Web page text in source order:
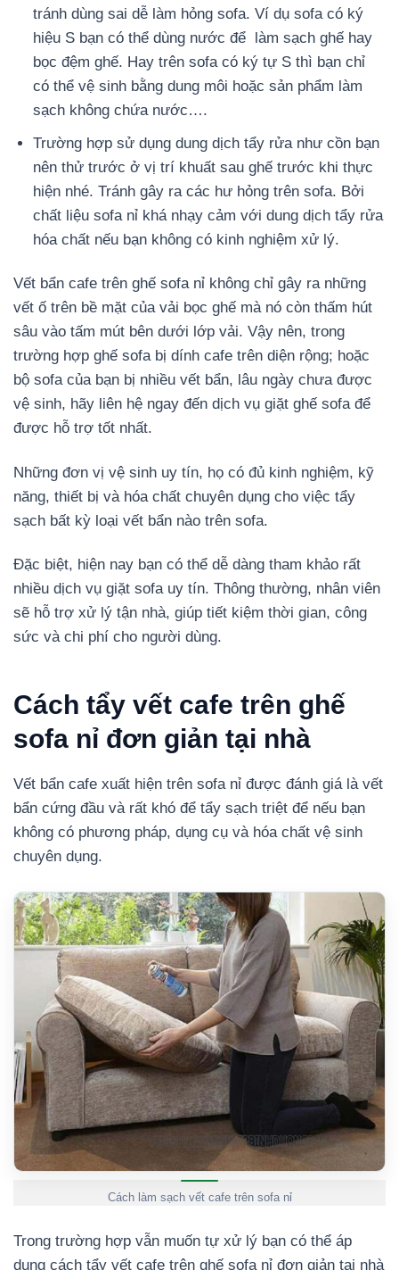
tránh dùng sai dễ làm hỏng sofa. Ví dụ sofa có ký
hiệu S bạn có thể dùng nước để làm sạch ghế hay
bọc đệm ghế. Hay trên sofa có ký tự S thì bạn chỉ
có thể vệ sinh bằng dung môi hoặc sản phẩm làm
sạch không chứa nước….
Trường hợp sử dụng dung dịch tẩy rửa như cồn bạn
nên thử trước ở vị trí khuất sau ghế trước khi thực
hiện nhé. Tránh gây ra các hư hỏng trên sofa. Bởi
chất liệu sofa nỉ khá nhạy cảm với dung dịch tẩy rửa
hóa chất nếu bạn không có kinh nghiệm xử lý.
Vết bẩn cafe trên ghế sofa nỉ không chỉ gây ra những
vết ố trên bề mặt của vải bọc ghế mà nó còn thấm hút
sâu vào tấm mút bên dưới lớp vải. Vậy nên, trong
trường hợp ghế sofa bị dính cafe trên diện rộng; hoặc
bộ sofa của bạn bị nhiều vết bẩn, lâu ngày chưa được
vệ sinh, hãy liên hệ ngay đến dịch vụ giặt ghế sofa để
được hỗ trợ tốt nhất.
Những đơn vị vệ sinh uy tín, họ có đủ kinh nghiệm, kỹ
năng, thiết bị và hóa chất chuyên dụng cho việc tẩy
sạch bất kỳ loại vết bẩn nào trên sofa.
Đặc biệt, hiện nay bạn có thể dễ dàng tham khảo rất
nhiều dịch vụ giặt sofa uy tín. Thông thường, nhân viên
sẽ hỗ trợ xử lý tận nhà, giúp tiết kiệm thời gian, công
sức và chi phí cho người dùng.
Cách tẩy vết cafe trên ghế
sofa nỉ đơn giản tại nhà
Vết bẩn cafe xuất hiện trên sofa nỉ được đánh giá là vết
bẩn cứng đầu và rất khó để tẩy sạch triệt để nếu bạn
không có phương pháp, dụng cụ và hóa chất vệ sinh
chuyên dụng.
Cách làm sạch vết cafe trên sofa nỉ
Trong trường hợp vẫn muốn tự xử lý bạn có thể áp
dụng cách tẩy vết cafe trên ghế sofa nỉ đơn giản tại nhà